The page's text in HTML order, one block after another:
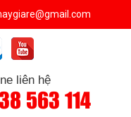
liên hệ
563 114